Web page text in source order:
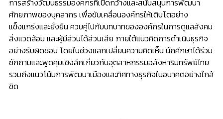
ศักยภาพของบุคลากร เพื่อขับเคลื่อนองค์กรให้เติบโตอย่าง
แข็งแกร่งและยั่งยืน ควบคู่ไปกับบทบาทขององค์กรในการดูแลสังคม
สิ่งแวดล้อม และผู้มีส่วนได้ส่วนเสีย ภายใต้แนวคิดการดำเนินธุรกิจ
อย่างรับผิดชอบ โดยในช่วงแลกเปลี่ยนความคิดเห็น นักศึกษาได้ร่วม
ซักถามและพูดคุยเชิงลึกเกี่ยวกับอุตสาหกรรมอสังหาริมทรัพย์ไทย
รวมถึงแนวโน้มการพัฒนาเมืองและทิศทางธุรกิจในอนาคตอย่างใกล้
ชิด